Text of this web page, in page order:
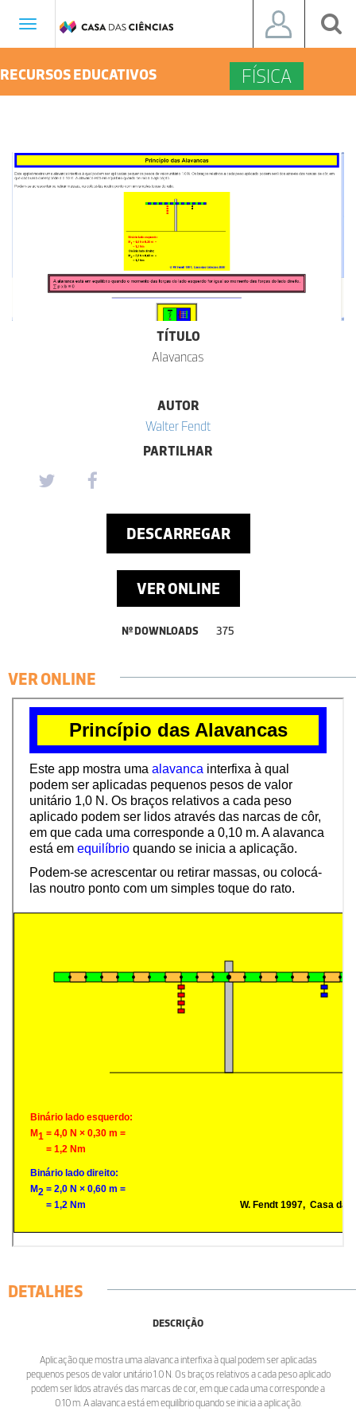
Toggle
RECURSOS EDUCATIVOS FÍSICA
TÍTULO
Alavancas
AUTOR
Walter Fendt
PARTILHAR
DESCARREGAR
VER ONLINE
Nº DOWNLOADS 375
VER ONLINE
DETALHES
DESCRIÇÃO
Aplicação que mostra uma alavanca interfixa à qual podem ser aplicadas
pequenos pesos de valor unitário 1.0 N. Os braços relativos a cada peso aplicado
podem ser lidos através das marcas de cor, em que cada uma corresponde a
0.10 m. A alavanca está em equilíbrio quando se inicia a aplicação.